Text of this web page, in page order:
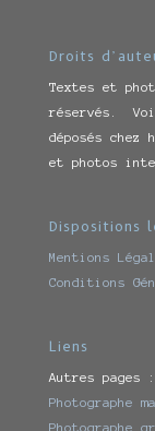
Droits
Textes et
réservés.
déposés
et photos
Dispositions
Mentions
Conditions
Liens
Autres pages :
Photographe
Photographe